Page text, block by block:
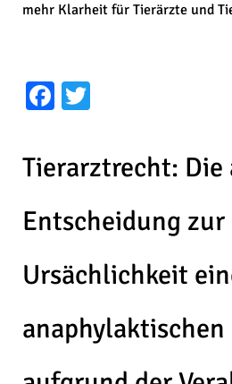
mehr Klarheit für Tierärzte und
Facebook
Tierarztrecht:
Entscheidung zur
Ursächlichkeit
anaphylaktischen